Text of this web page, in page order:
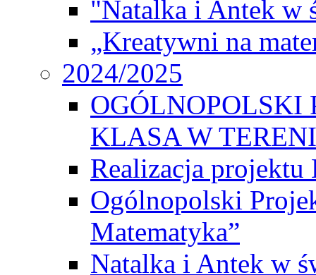
"Natalka i Antek w
„Kreatywni na
2024/2025
OGÓLNOPOLSKI
KLASA W
Realizacja
Ogólnopolski
Matematyka”
Natalka i Antek w